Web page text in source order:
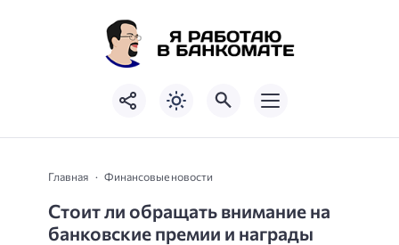
Главная Финансовые новости
Стоит ли обращать внимание на
банковские премии и награды